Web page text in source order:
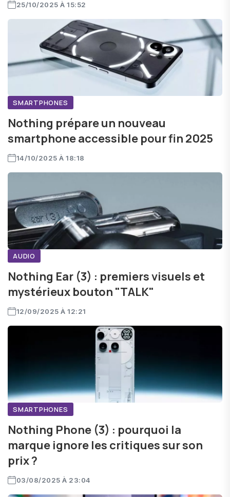
25/10/2025 À 15:52
SMARTPHONES
Nothing prépare un nouveau
smartphone accessible pour fin 2025
14/10/2025 À 18:18
AUDIO
Nothing Ear (3) : premiers visuels et
mystérieux bouton "TALK"
12/09/2025 À 12:21
SMARTPHONES
Nothing Phone (3) : pourquoi la
marque ignore les critiques sur son
prix ?
03/08/2025 À 23:04